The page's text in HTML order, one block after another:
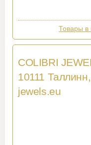
Товары в
COLIBRI
10111
jewels.eu